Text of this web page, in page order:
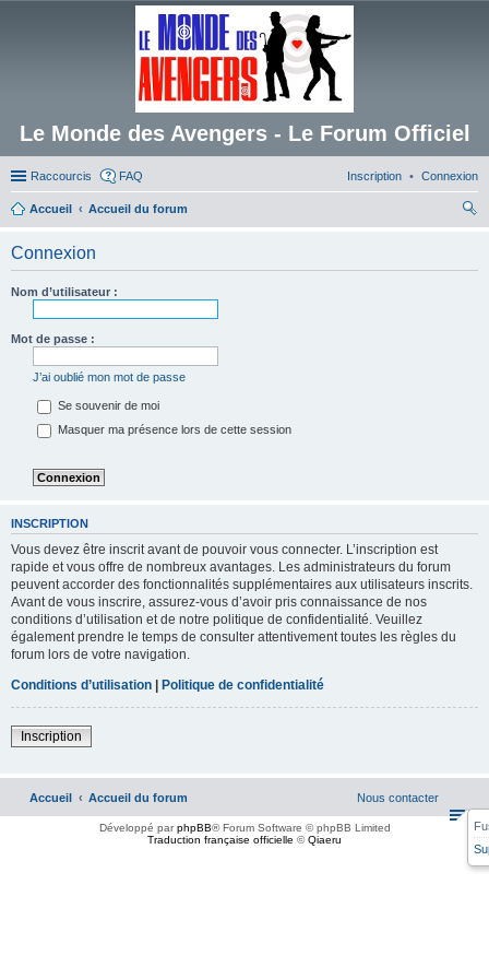
Le Monde des Avengers - Le Forum Officiel
Raccourcis FAQ Connexion
Inscription
Accueil
Accueil du forum
Connexion
Nom d’utilisateur :
Mot de passe :
J’ai oublié mon mot de passe
Se souvenir de moi
Masquer ma présence lors de cette session
INSCRIPTION
Vous devez être inscrit avant de pouvoir vous connecter. L’inscription est
rapide et vous offre de nombreux avantages. Les administrateurs du forum
peuvent accorder des fonctionnalités supplémentaires aux utilisateurs inscrits.
Avant de vous inscrire, assurez-vous d’avoir pris connaissance de nos
conditions d’utilisation et de notre politique de confidentialité. Veuillez
également prendre le temps de consulter attentivement toutes les règles du
forum lors de votre navigation.
Conditions d’utilisation | Politique de confidentialité
Inscription
Accueil Accueil du forum Nous contacter
Développé parphpBB® Forum Software © phpBB Limited
Traduction française officielle ©Qiaeru